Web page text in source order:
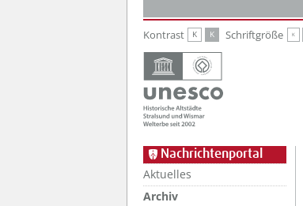
Kontrast K K Schriftgröße K
Nachrichtenportal
Aktuelles
Archiv